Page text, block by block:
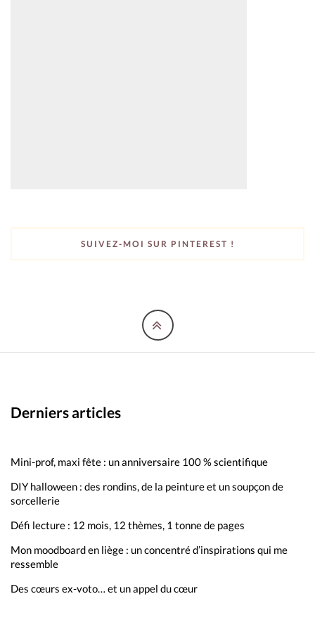
SUIVEZ-MOI SUR PINTEREST !
Derniers articles
Mini-prof, maxi fête : un anniversaire 100 % scientifique
DIY halloween : des rondins, de la peinture et un soupçon de
sorcellerie
Défi lecture : 12 mois, 12 thèmes, 1 tonne de pages
Mon moodboard en liège : un concentré d’inspirations qui me
ressemble
Des cœurs ex-voto… et un appel du cœur